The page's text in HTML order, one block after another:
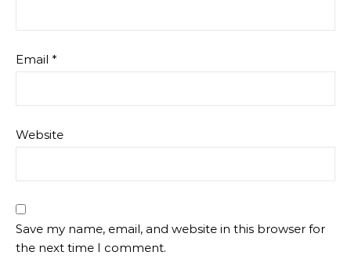
Email *
Website
Save my name, email, and website in this browser for
the next time I comment.